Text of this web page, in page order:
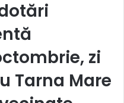
zi
Tarna Mare